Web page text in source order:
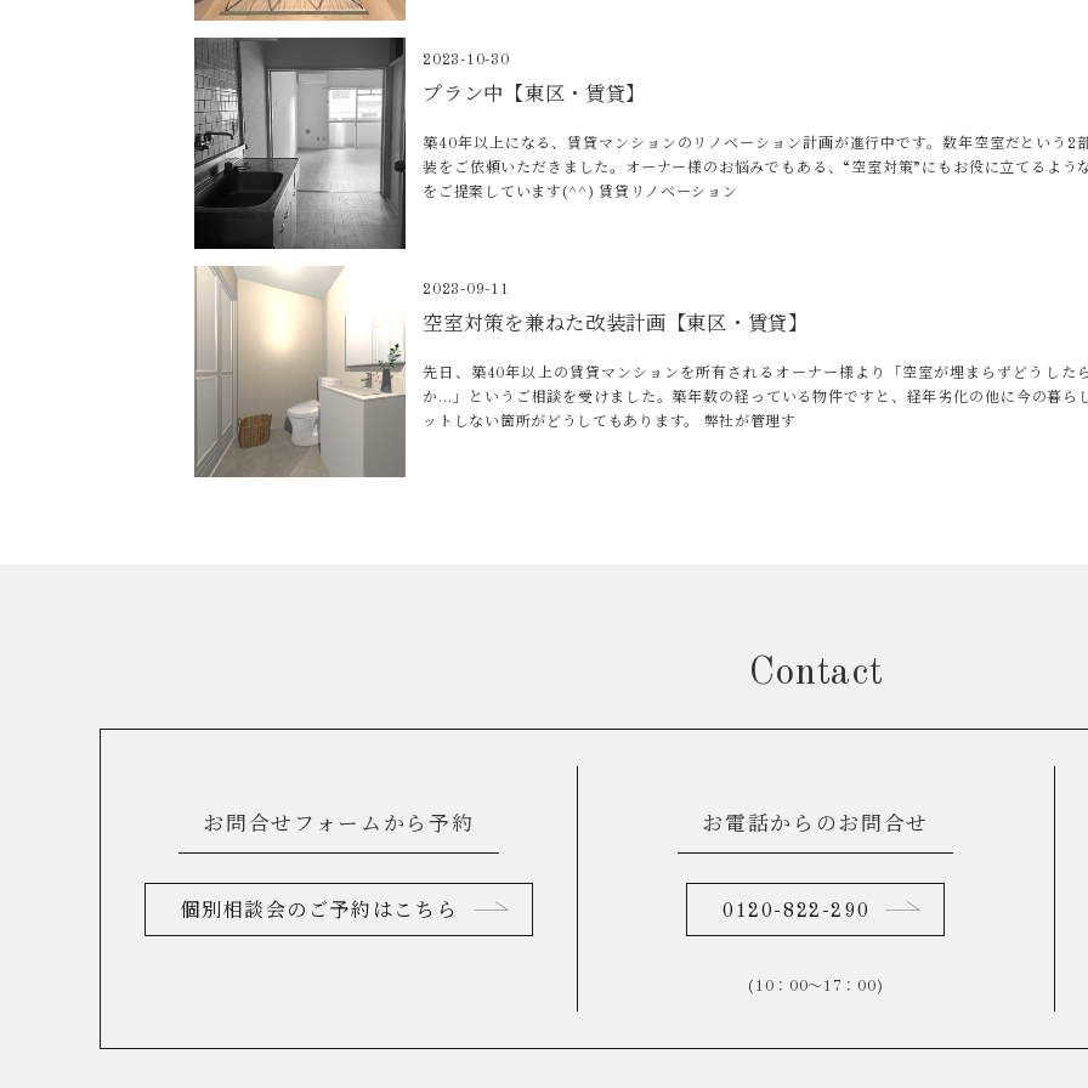
2023-10-30
プラン中【東区・賃貸】
築40年以上になる、賃貸マンションのリノベーション計画が進行中です。数年空室だという2
装をご依頼いただきました。オーナー様のお悩みでもある、“空室対策”にもお役に立てるよう
をご提案しています(^^) 賃貸リノベーション
2023-09-11
空室対策を兼ねた改装計画【東区・賃貸】
先日、築40年以上の賃貸マンションを所有されるオーナー様より「空室が埋まらずどうした
か…」というご相談を受けました。築年数の経っている物件ですと、経年劣化の他に今の暮ら
ットしない箇所がどうしてもあります。 弊社が管理す
Contact
お問合せフォームから予約
個別相談会のご予約はこちら
お電話からのお問合せ
0120-822-290
(10：00～17：00)